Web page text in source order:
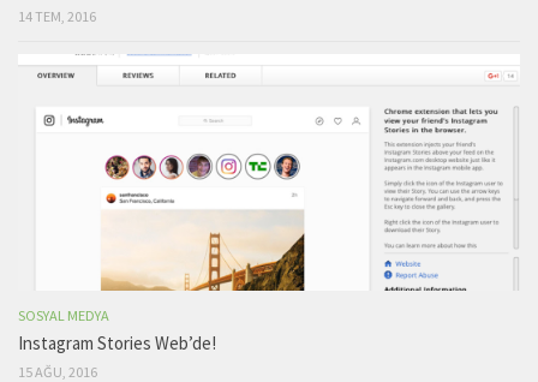
14 TEM, 2016
SOSYAL MEDYA
Instagram Stories Web’de!
15 AĞU, 2016